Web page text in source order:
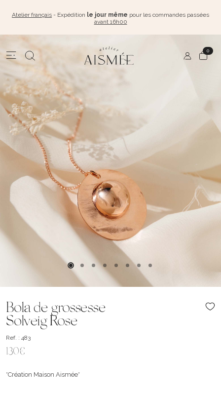
Atelier français - Expédition le jour même pour les commandes passées
avant 16h00
0
Bola de grossesse
Solveig Rose
Ref. : 483
130€
*Création Maison Aismée*